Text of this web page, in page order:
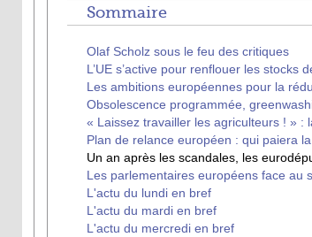
Sommaire
Olaf Scholz sous le feu des critiques
L’UE s’active pour renflouer les stocks
Les ambitions européennes pour la
Obsolescence programmée,
« Laissez travailler les agriculteurs ! » :
Plan de relance européen : qui paiera
Un an après les scandales, les
Les parlementaires européens face au
L'actu du lundi en bref
L'actu du mardi en bref
L'actu du mercredi en bref